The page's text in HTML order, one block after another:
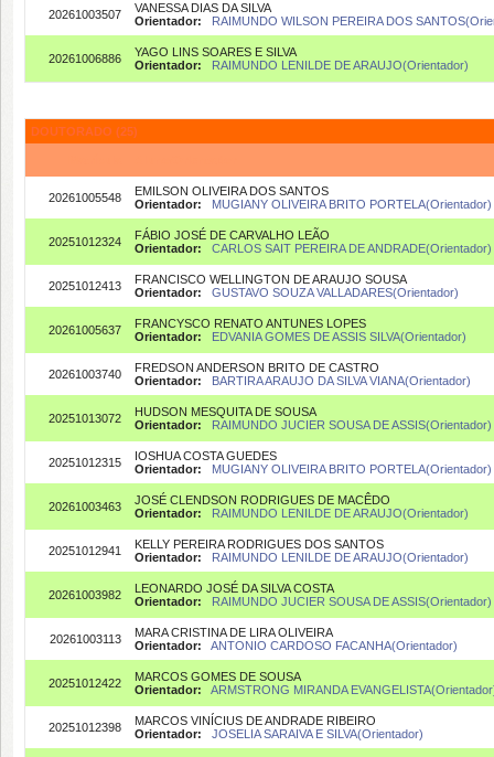
20261003507
VANESSA DIAS DA SILVA
Orientador:
RAIMUNDO WILSON PEREIRA DOS
20261006886
YAGO LINS SOARES E SILVA
Orientador:
RAIMUNDO LENILDE DE ARAUJO(Orientador)
DOUTORADO (25)
20261005548
EMILSON OLIVEIRA DOS SANTOS
Orientador:
MUGIANY OLIVEIRA BRITO PORTELA(Orientador)
20251012324
FÁBIO JOSÉ DE CARVALHO LEÃO
Orientador:
CARLOS SAIT PEREIRA DE ANDRADE(Orientador)
20251012413
FRANCISCO WELLINGTON DE ARAUJO SOUSA
Orientador:
GUSTAVO SOUZA VALLADARES(Orientador)
20261005637
FRANCYSCO RENATO ANTUNES LOPES
Orientador:
EDVANIA GOMES DE ASSIS SILVA(Orientador)
20261003740
FREDSON ANDERSON BRITO DE CASTRO
Orientador:
BARTIRA ARAUJO DA SILVA VIANA(Orientador)
20251013072
HUDSON MESQUITA DE SOUSA
Orientador:
RAIMUNDO JUCIER SOUSA DE ASSIS(Orientador)
20251012315
IOSHUA COSTA GUEDES
Orientador:
MUGIANY OLIVEIRA BRITO PORTELA(Orientador)
20261003463
JOSÉ CLENDSON RODRIGUES DE MACÊDO
Orientador:
RAIMUNDO LENILDE DE ARAUJO(Orientador)
20251012941
KELLY PEREIRA RODRIGUES DOS SANTOS
Orientador:
RAIMUNDO LENILDE DE ARAUJO(Orientador)
20261003982
LEONARDO JOSÉ DA SILVA COSTA
Orientador:
RAIMUNDO JUCIER SOUSA DE ASSIS(Orientador)
20261003113
MARA CRISTINA DE LIRA OLIVEIRA
Orientador:
ANTONIO CARDOSO FACANHA(Orientador)
20251012422
MARCOS GOMES DE SOUSA
Orientador:
ARMSTRONG MIRANDA
20251012398
MARCOS VINÍCIUS DE ANDRADE RIBEIRO
Orientador:
JOSELIA SARAIVA E SILVA(Orientador)